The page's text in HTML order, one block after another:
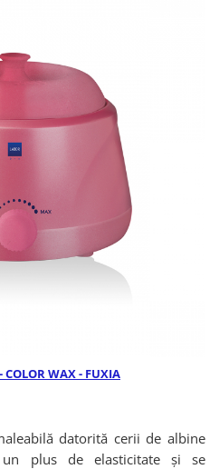
WAX - FUXIA
datorită cerii de albine
plus de elasticitate și se